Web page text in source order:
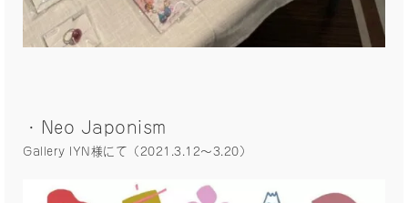
・Neo Japonism
Gallery IYN様にて（2021.3.12〜3.20）